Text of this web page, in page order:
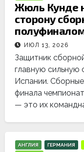
Жюль Кунде
сторону
ИЮЛ 13, 2026
Защитник
главную сильную
Испании.
финала
— это их
АНГЛИЯ ГЕРМАНИЯ